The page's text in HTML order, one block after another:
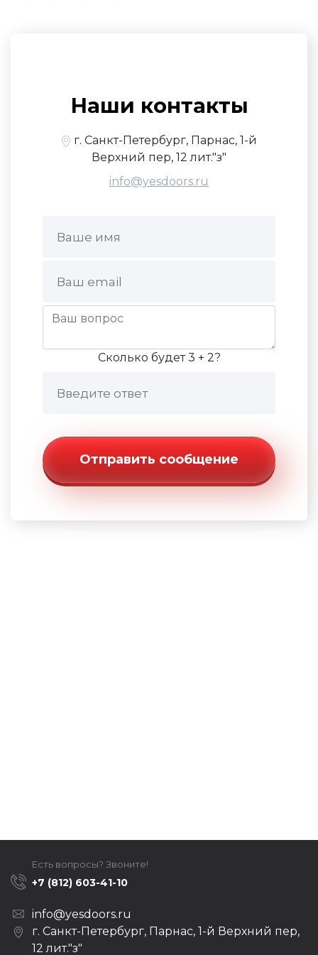
Наши контакты
г. Санкт-Петербург, Парнас, 1-й
Верхний пер, 12 лит."з"
info@yesdoors.ru
Сколько будет 3 + 2?
Отправить сообщение
Есть вопросы? Звоните!
+7 (812) 603-41-10
info@yesdoors.ru
г. Санкт-Петербург, Парнас, 1-й Верхний пер,
12 лит."з"